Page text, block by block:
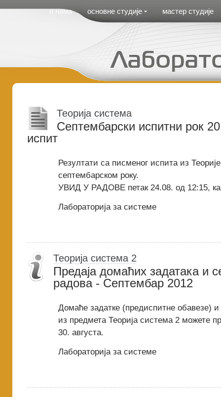
о нама основне студије мастер студије
Теорија система
Септембарски испитни рок
испит
Резултати са писменог испита из
септембарском року.
УВИД У РАДОВЕ петак 24.08. од 12:15,
Лабораторија за системе
Теорија система 2
Предаја домаћих задатака и
радова - Септембар 2012
Домаће задатке (предиспитне обавезе)
из предмета Теорија система 2 можете
30. августа.
Лабораторија за системе